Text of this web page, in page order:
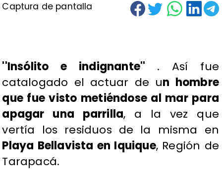
Captura de pantalla
''Insólito e indignante'' . Así fue
catalogado el actuar de un hombre
que fue visto metiéndose al mar para
apagar una parrilla, a la vez que
vertía los residuos de la misma en
Playa Bellavista en Iquique, Región de
Tarapacá.